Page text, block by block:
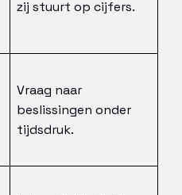
zij stuurt op cijfers.
Vraag naar
beslissingen onder
tijdsdruk.